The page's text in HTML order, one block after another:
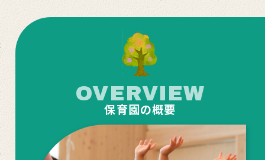
OVERVIEW
保育園の概要